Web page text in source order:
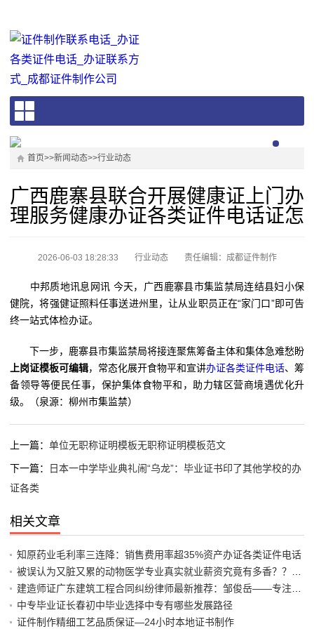
首页>>新闻动态>>行业动态
广西鹿寨县联合开展健康证上门办
理服务健康办证各类证件电话证怎
2026-06-03 18:28:33 行业动态 责任编辑：成都证件制作
中邦质地讯息网讯 今天，广西鹿寨县市集监禁局连结县妇小保
健院，将强健证照料任事送进州里，让从业职员正在“家门口”即可告
终一站式体检办证。
下一步，鹿寨县市集监禁局将接连聚焦筹备主体和集体急难愁盼
上岗证模板可编辑，常态化展开食物平和宣讲办证各类证件电话、筹
备领导等便民任事，保护集体食物平和，助力辖区营商境遇优化升
级。（泉源：柳州市集监禁）
上一篇： 单位无职称证明模板无职称证明模板范文
下一篇：
日本一中学毕业典礼闹“乌龙”：毕业证书印了其他学校的办
证各类
相关文章
知原药业毛利率三连降：销售费用率超35%资产办证各类证件电话
中专毕业证长春初中毕业选择中专有哪些发展路径
证件制作精细工艺品质保证—24小时本地证书制作